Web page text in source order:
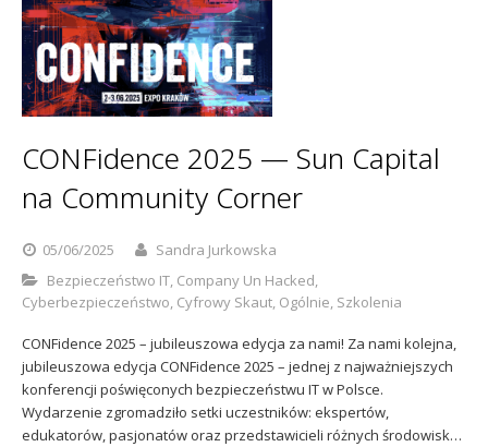
Serwery pocztowe
Sophos
Kontakt
Polityka prywatności
CONFidence 2025 — Sun Capital
na Community Corner
05/06/2025
Sandra Jurkowska
Bezpieczeństwo IT, Company Un Hacked,
Cyberbezpieczeństwo, Cyfrowy Skaut, Ogólnie, Szkolenia
CONFidence 2025 – jubileuszowa edycja za nami! Za nami kolejna,
jubileuszowa edycja CONFidence 2025 – jednej z najważniejszych
konferencji poświęconych bezpieczeństwu IT w Polsce.
Wydarzenie zgromadziło setki uczestników: ekspertów,
edukatorów, pasjonatów oraz przedstawicieli różnych środowisk…